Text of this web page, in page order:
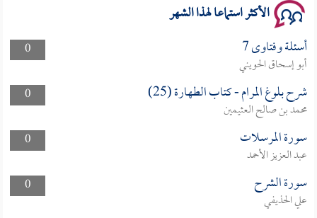
الأكثر استماعا لهذا الشهر
0 أسئلة وفتاوى 7
أبو إسحاق الحويني
0
شرح بلوغ المرام - كتاب الطهارة (25)
محمد بن صالح العثيمين
0
سورة المرسلات
عبد العزيز الأحمد
0
سورة الشرح
علي الحذيفي